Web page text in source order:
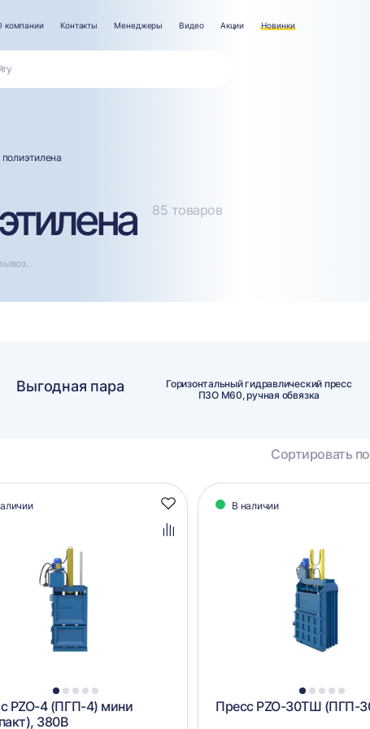
компании Контакты Менеджеры Видео Акции Новинки
85 товаров
Выгодная пара
Горизонтальный гидравлический пресс
ПЗО М60, ручная обвязка
Сортировать
Добавить
Добавить
1 2 3 4 5
PZO-4 (ПГП-4) мини
380В
В наличии
1 2 3 4 5
Пресс PZO-30ТШ (ПГП-